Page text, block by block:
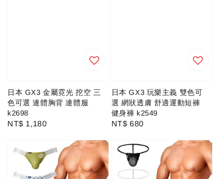
日本 GX3 金屬霓光 挖空 三
色可選 連體胸背 連體服
k2698
Regular
NT$ 1,180
日本 GX3 玩樂主義 雙色可
選 網狀透膚 舒適運動短褲
健身褲 k2549
Regular
NT$ 680